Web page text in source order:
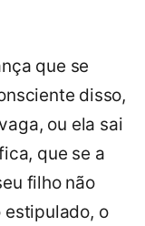
que se
disso,
ou ela sai
que se a
filho não
o